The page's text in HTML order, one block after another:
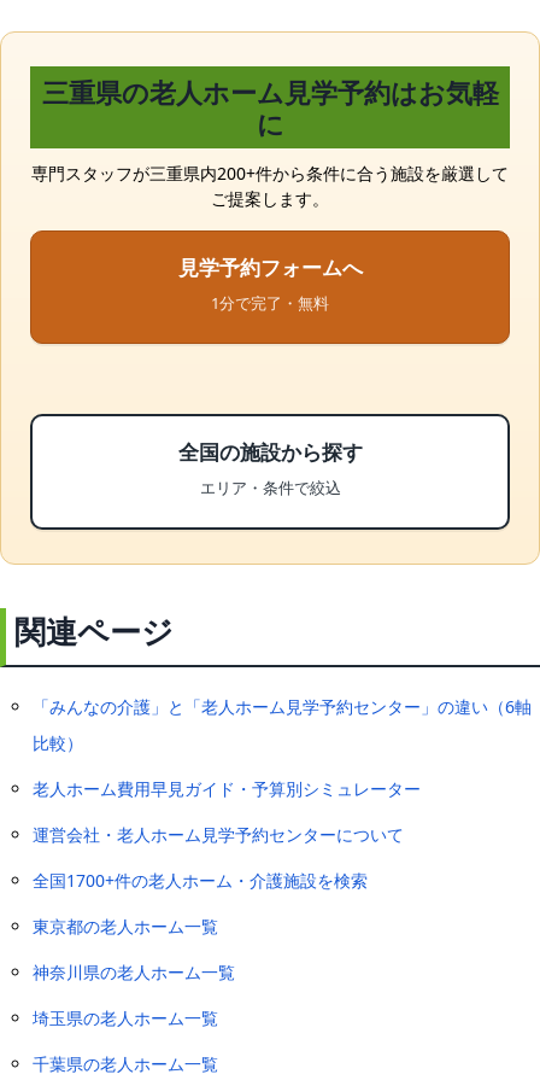
三重県の老人ホーム見学予約はお気軽
に
専門スタッフが三重県内200+件から条件に合う施設を厳選して
ご提案します。
見学予約フォームへ
1分で完了・無料
全国の施設から探す
エリア・条件で絞込
関連ページ
「みんなの介護」と「老人ホーム見学予約センター」の違い（6軸
比較）
老人ホーム費用早見ガイド・予算別シミュレーター
運営会社・老人ホーム見学予約センターについて
全国1700+件の老人ホーム・介護施設を検索
東京都の老人ホーム一覧
神奈川県の老人ホーム一覧
埼玉県の老人ホーム一覧
千葉県の老人ホーム一覧